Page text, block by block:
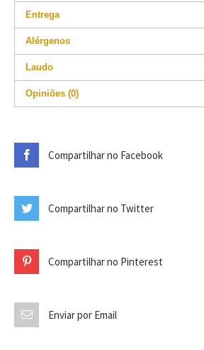
Entrega
Alérgenos
Laudo
Opiniões (0)
Compartilhar no Facebook
Compartilhar no Twitter
Compartilhar no Pinterest
Enviar por Email